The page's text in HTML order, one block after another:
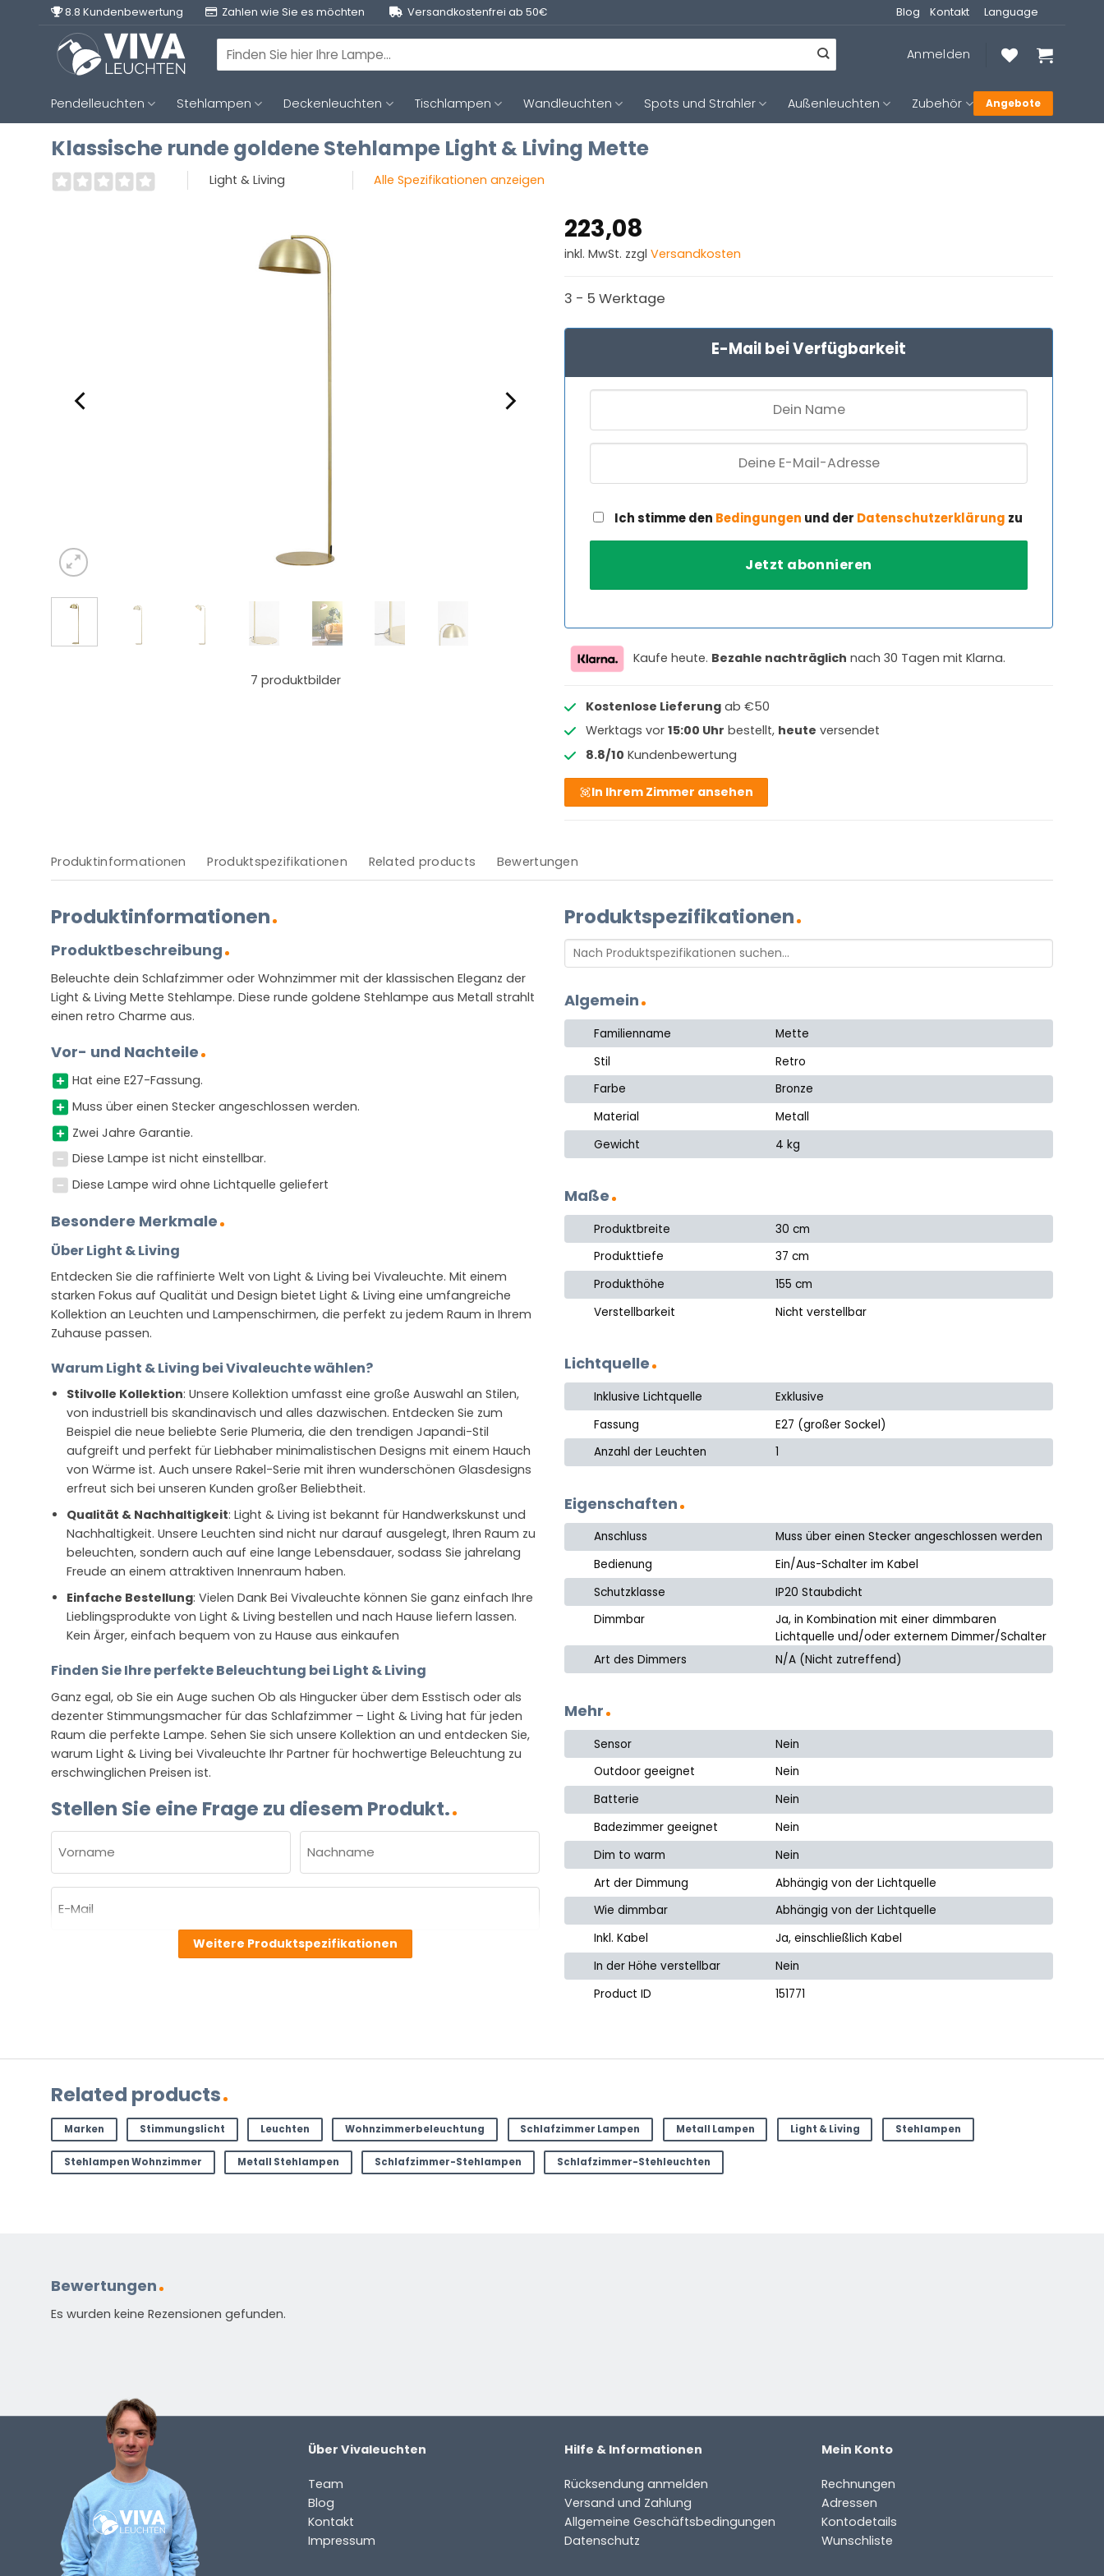
8.8 Kundenbewertung Zahlen wie Sie es möchten Versandkostenfrei ab 50€ Blog Kontakt Language
Suchen
nach:
Anmelden
Pendelleuchten Stehlampen Deckenleuchten Tischlampen Wandleuchten Spots und Strahler Außenleuchten Zubehör Angebote
Klassische runde goldene Stehlampe Light & Living Mette
Light & Living Alle Spezifikationen anzeigen
7 produktbilder
223,08
inkl. MwSt. zzgl Versandkosten
3 - 5 Werktage
E-Mail bei Verfügbarkeit
Ich stimme den Bedingungen und der Datenschutzerklärung zu
Kaufe heute. Bezahle nachträglich nach 30 Tagen mit Klarna.
Kostenlose Lieferungab €50
Werktags vor 15:00 Uhr bestellt, heute versendet
8.8/10 Kundenbewertung
In Ihrem Zimmer ansehen
Produktinformationen Produktspezifikationen Related products Bewertungen
Produktinformationen
Produktbeschreibung
Beleuchte dein Schlafzimmer oder Wohnzimmer mit der klassischen Eleganz der
Light & Living Mette Stehlampe. Diese runde goldene Stehlampe aus Metall strahlt
einen retro Charme aus.
Vor- und Nachteile
Hat eine E27-Fassung.
Muss über einen Stecker angeschlossen werden.
Zwei Jahre Garantie.
Diese Lampe ist nicht einstellbar.
Diese Lampe wird ohne Lichtquelle geliefert
Besondere Merkmale
Über Light & Living
Entdecken Sie die raffinierte Welt von Light & Living bei Vivaleuchte. Mit einem
starken Fokus auf Qualität und Design bietet Light & Living eine umfangreiche
Kollektion an Leuchten und Lampenschirmen, die perfekt zu jedem Raum in Ihrem
Zuhause passen.
Warum Light & Living bei Vivaleuchte wählen?
Stilvolle Kollektion: Unsere Kollektion umfasst eine große Auswahl an Stilen,
von industriell bis skandinavisch und alles dazwischen. Entdecken Sie zum
Beispiel die neue beliebte Serie Plumeria, die den trendigen Japandi-Stil
aufgreift und perfekt für Liebhaber minimalistischen Designs mit einem Hauch
von Wärme ist. Auch unsere Rakel-Serie mit ihren wunderschönen Glasdesigns
erfreut sich bei unseren Kunden großer Beliebtheit.
Qualität & Nachhaltigkeit: Light & Living ist bekannt für Handwerkskunst und
Nachhaltigkeit. Unsere Leuchten sind nicht nur darauf ausgelegt, Ihren Raum zu
beleuchten, sondern auch auf eine lange Lebensdauer, sodass Sie jahrelang
Freude an einem attraktiven Innenraum haben.
Einfache Bestellung: Vielen Dank Bei Vivaleuchte können Sie ganz einfach Ihre
Lieblingsprodukte von Light & Living bestellen und nach Hause liefern lassen.
Kein Ärger, einfach bequem von zu Hause aus einkaufen
Finden Sie Ihre perfekte Beleuchtung bei Light & Living
Ganz egal, ob Sie ein Auge suchen Ob als Hingucker über dem Esstisch oder als
dezenter Stimmungsmacher für das Schlafzimmer – Light & Living hat für jeden
Raum die perfekte Lampe. Sehen Sie sich unsere Kollektion an und entdecken Sie,
warum Light & Living bei Vivaleuchte Ihr Partner für hochwertige Beleuchtung zu
erschwinglichen Preisen ist.
Stellen Sie eine Frage zu diesem Produkt.
(ERFORDERLICH)
Vorname Nachname
Mail
dem
(erforderlich)
Anleitung in verschiedenen Sprachen
Kontaktieren Sie uns. Sie erreichen uns per E-Mail unter
info@vivaleuchten.de
Weitere Produktspezifikationen
Produktspezifikationen
Algemein
Familienname
Mette
Stil
Retro
Farbe
Bronze
Material
Metall
Gewicht
4 kg
Maße
Produktbreite
30 cm
Produkttiefe
37 cm
Produkthöhe
155 cm
Verstellbarkeit
Nicht verstellbar
Lichtquelle
Inklusive Lichtquelle
Exklusive
Fassung
E27 (großer Sockel)
Anzahl der Leuchten
1
Eigenschaften
Anschluss
Muss über einen Stecker angeschlossen werden
Bedienung
Ein/Aus-Schalter im Kabel
Schutzklasse
IP20 Staubdicht
Dimmbar
Ja, in Kombination mit einer dimmbaren
Lichtquelle und/oder externem Dimmer/Schalter
Art des Dimmers
N/A (Nicht zutreffend)
Mehr
Sensor
Nein
Outdoor geeignet
Nein
Batterie
Nein
Badezimmer geeignet
Nein
Dim to warm
Nein
Art der Dimmung
Abhängig von der Lichtquelle
Wie dimmbar
Abhängig von der Lichtquelle
Inkl. Kabel
Ja, einschließlich Kabel
In der Höhe verstellbar
Nein
Product ID
151771
Related products
Marken Stimmungslicht Leuchten Wohnzimmerbeleuchtung Schlafzimmer Lampen Metall Lampen Light & Living Stehlampen
Stehlampen Wohnzimmer Metall Stehlampen Schlafzimmer-Stehlampen Schlafzimmer-Stehleuchten
Bewertungen
Es wurden keine Rezensionen gefunden.
Über Vivaleuchten
Team
Blog
Kontakt
Impressum
Hilfe & Informationen
Rücksendung anmelden
Versand und Zahlung
Allgemeine Geschäftsbedingungen
Datenschutz
Mein Konto
Rechnungen
Adressen
Kontodetails
Wunschliste